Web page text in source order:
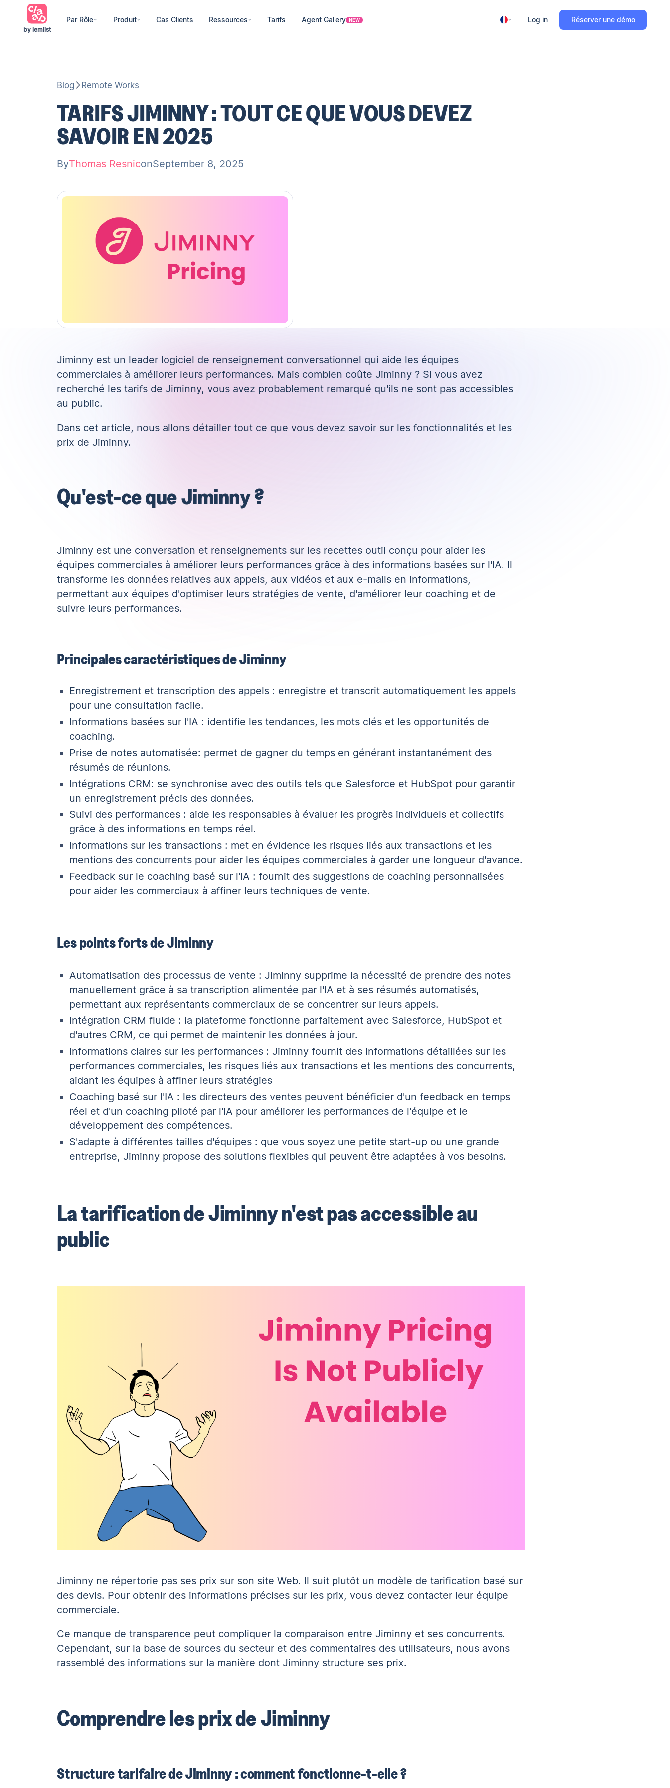
by lemlist
Par Rôle Produit Cas Clients Ressources Tarifs Agent Gallery NEW Log in Réserver une démo
Blog Remote Works
TARIFS JIMINNY : TOUT CE QUE VOUS DEVEZ
SAVOIR EN 2025
ByThomas ResniconSeptember 8, 2025
Jiminnyest un leader logiciel de renseignement conversationnel qui aide les équipes
commerciales à améliorer leurs performances. Mais combien coûte Jiminny ? Si vous avez
recherché les tarifs de Jiminny, vous avez probablement remarqué qu'ils ne sont pas accessibles
au public.
Dans cet article, nous allons détailler tout ce que vous devez savoir sur les fonctionnalités et les
prix de Jiminny.
Qu'est-ce que Jiminny ?
Jiminny est une conversation et renseignements sur les recettesoutil conçu pour aider les
équipes commerciales à améliorer leurs performances grâce à des informations basées sur l'IA. Il
transforme les données relatives aux appels, aux vidéos et aux e-mails en informations,
permettant aux équipes d'optimiser leurs stratégies de vente, d'améliorer leur coaching et de
suivre leurs performances.
Principales caractéristiques de Jiminny
Enregistrement et transcription des appels : enregistre et transcrit automatiquement les appels
pour une consultation facile.
Informations basées sur l'IA : identifie les tendances, les mots clés et les opportunités de
coaching.
Prise de notes automatisée: permet de gagner du temps en générant instantanément des
résumés de réunions.
Intégrations CRM: se synchronise avec des outils tels que Salesforce et HubSpot pour garantir
un enregistrement précis des données.
Suivi des performances : aide les responsables à évaluer les progrès individuels et collectifs
grâce à des informations en temps réel.
Informations sur les transactions : met en évidence les risques liés aux transactions et les
mentions des concurrents pour aider les équipes commerciales à garder une longueur d'avance.
Feedback sur le coaching basé sur l'IA : fournit des suggestions de coaching personnalisées
pour aider les commerciaux à affiner leurs techniques de vente.
Les points forts de Jiminny
Automatisation des processus de vente : Jiminny supprime la nécessité de prendre des notes
manuellement grâce à sa transcription alimentée par l'IA et à ses résumés automatisés,
permettant aux représentants commerciaux de se concentrer sur leurs appels.
Intégration CRM fluide : la plateforme fonctionne parfaitement avec Salesforce, HubSpot et
d'autres CRM, ce qui permet de maintenir les données à jour.
Informations claires sur les performances : Jiminny fournit des informations détaillées sur les
performances commerciales, les risques liés aux transactions et les mentions des concurrents,
aidant les équipes à affiner leurs stratégies
Coaching basé sur l'IA : les directeurs des ventes peuvent bénéficier d'un feedback en temps
réel et d'un coaching piloté par l'IA pour améliorer les performances de l'équipe et le
développement des compétences.
S'adapte à différentes tailles d'équipes : que vous soyez une petite start-up ou une grande
entreprise, Jiminny propose des solutions flexibles qui peuvent être adaptées à vos besoins.
La tarification de Jiminny n'est pas accessible au
public
Jiminny ne répertorie pas ses prix sur son site Web. Il suit plutôt un modèle de tarification basé sur
des devis. Pour obtenir des informations précises sur les prix, vous devez contacter leur équipe
commerciale.
Ce manque de transparence peut compliquer la comparaison entre Jiminny et ses concurrents.
Cependant, sur la base de sources du secteur et des commentaires des utilisateurs, nous avons
rassemblé des informations sur la manière dont Jiminny structure ses prix.
Comprendre les prix de Jiminny
Structure tarifaire de Jiminny : comment fonctionne-t-elle ?